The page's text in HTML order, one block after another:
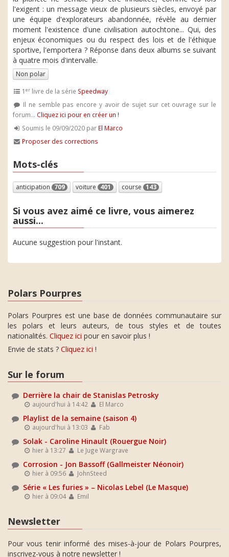
l'exigent : un message vieux de plusieurs siècles, envoyé par
une équipe d'explorateurs abandonnée, révèle au dernier
moment l'existence d'une civilisation autochtone... Qui, des
enjeux économiques ou du respect des lois et de l'éthique
sportive, l'emportera ? Réponse dans deux albums se suivant
à quatre mois d'intervalle.
Non polar
1er livre de la série Speedway
Il ne semble pas encore y avoir de sujet sur cet ouvrage sur le
forum... Cliquez ici pour en créer un !
Soumis le 09/09/2020 par El Marco
Proposer des corrections
Mots-clés
anticipation 709 voiture 401 course 143
Si vous avez aimé ce livre, vous aimerez
aussi...
Aucune suggestion pour l'instant.
Polars Pourpres
Polars Pourpres est une base de données communautaire sur
les polars et leurs auteurs, de tous styles et de toutes
nationalités. Cliquez ici pour en savoir plus !
Envie de stats ? Cliquez ici !
Sur le forum
Derrière la chair de Stanislas Petrosky
aujourd'hui à 14:42 El Marco
Playlist de la semaine (saison 4)
aujourd'hui à 13:03 Fab
Solak - Caroline Hinault (Rouergue Noir)
hier à 13:27 Le Juge Wargrave
Corrosion - Jon Bassoff (Gallmeister Néonoir)
hier à 09:56 JohnSteed
Série « Les furies » – Nicolas Lebel (Le Masque)
hier à 09:04 Emil
Newsletter
Pour vous tenir informé des mises-à-jour de Polars Pourpres,
inscrivez-vous à notre newsletter !